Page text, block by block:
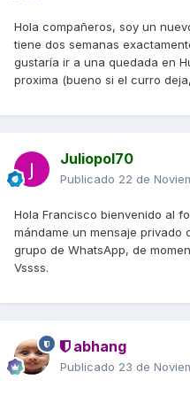
Hola compañeros, soy un
tiene dos semanas
gustaría ir a una quedada en
proxima (bueno si el curro
Juliopol70
Publicado 22 de
Hola Francisco bienvenido al
mándame un mensaje privado
grupo de WhatsApp, de
Vssss.
abhang
Publicado 23 de